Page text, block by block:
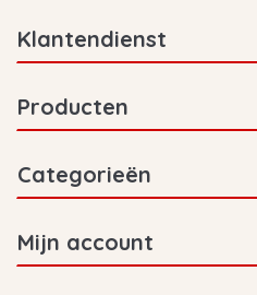
Klantendienst
Producten
Categorieën
Mijn account